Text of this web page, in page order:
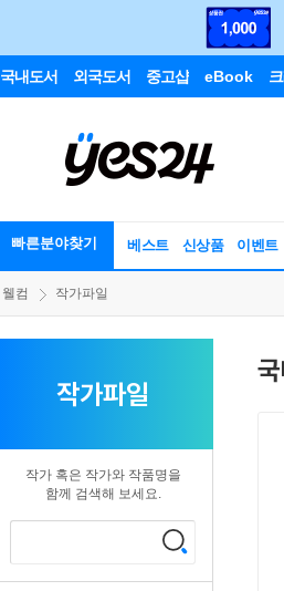
국내도서 외국도서 중고샵 eBook
빠른분야찾기 베스트 신상품 이벤트
웰컴 작가파일
작가파일
작가 혹은 작가와 작품명을
함께 검색해 보세요.